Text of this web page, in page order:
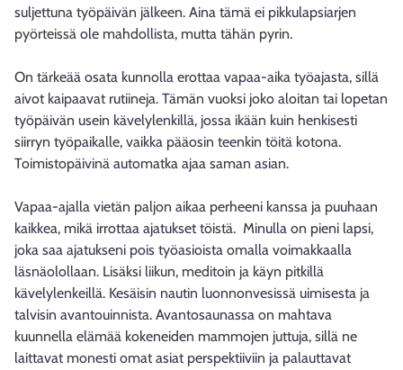
suljettuna työpäivän jälkeen. Aina tämä ei pikkulapsiarjen
pyörteissä ole mahdollista, mutta tähän pyrin.
On tärkeää osata kunnolla erottaa vapaa-aika työajasta, sillä
aivot kaipaavat rutiineja. Tämän vuoksi joko aloitan tai lopetan
työpäivän usein kävelylenkillä, jossa ikään kuin henkisesti
siirryn työpaikalle, vaikka pääosin teenkin töitä kotona.
Toimistopäivinä automatka ajaa saman asian.
Vapaa-ajalla vietän paljon aikaa perheeni kanssa ja puuhaan
kaikkea, mikä irrottaa ajatukset töistä. Minulla on pieni lapsi,
joka saa ajatukseni pois työasioista omalla voimakkaalla
läsnäolollaan. Lisäksi liikun, meditoin ja käyn pitkillä
kävelylenkeillä. Kesäisin nautin luonnonvesissä uimisesta ja
talvisin avantouinnista. Avantosaunassa on mahtava
kuunnella elämää kokeneiden mammojen juttuja, sillä ne
laittavat monesti omat asiat perspektiiviin ja palauttavat